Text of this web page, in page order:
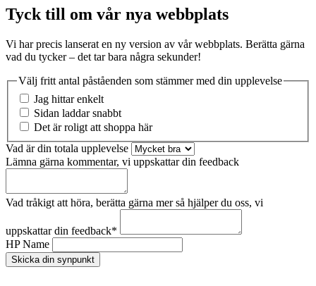
Tyck till om vår nya webbplats
Vi har precis lanserat en ny version av vår webbplats. Berätta gärna
vad du tycker – det tar bara några sekunder!
Välj fritt antal påståenden som stämmer med din upplevelse
Jag hittar enkelt
Sidan laddar snabbt
Det är roligt att shoppa här
Vad är din totala upplevelse
Lämna gärna kommentar, vi uppskattar din feedback
Vad tråkigt att höra, berätta gärna mer så hjälper du oss, vi
uppskattar din feedback*
HP Name
Skicka din synpunkt